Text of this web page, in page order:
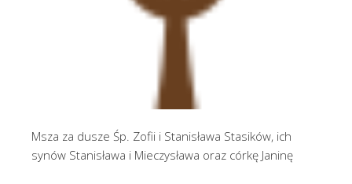
Msza za dusze Śp. Zofii i Stanisława Stasików, ich
synów Stanisława i Mieczysława oraz córkę Janinę